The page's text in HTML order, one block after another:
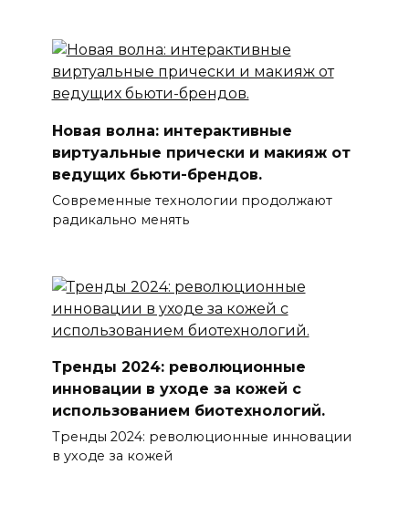
Новая волна: интерактивные
виртуальные прически и макияж от
ведущих бьюти-брендов.
Современные технологии продолжают
радикально менять
Тренды 2024: революционные
инновации в уходе за кожей с
использованием биотехнологий.
Тренды 2024: революционные инновации
в уходе за кожей